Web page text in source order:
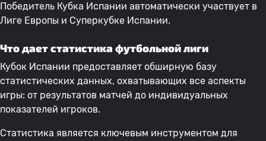
Победитель Кубка Испании автоматически участвует в
Лиге Европы и Суперкубке Испании.
Что дает статистика футбольной лиги
Кубок Испании предоставляет обширную базу
статистических данных, охватывающих все аспекты
игры: от результатов матчей до индивидуальных
показателей игроков.
Статистика является ключевым инструментом для